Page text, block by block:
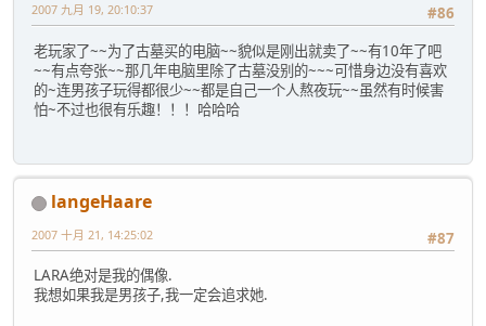
#86
2007 九月 19, 20:10:37
老玩家了~~为了古墓买的电脑~~貌似是刚出就卖了~~有10年了吧
~~有点夸张~~那几年电脑里除了古墓没别的~~~可惜身边没有喜欢
的~连男孩子玩得都很少~~都是自己一个人熬夜玩~~虽然有时候害
怕~不过也很有乐趣！！！哈哈哈
langeHaare
#87
2007 十月 21, 14:25:02
LARA绝对是我的偶像.
我想如果我是男孩子,我一定会追求她.